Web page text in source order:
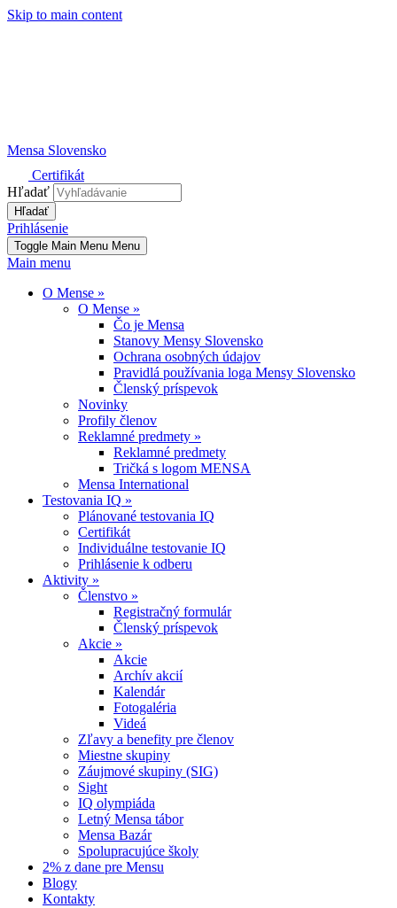
Skip to main content
Mensa Slovensko
Certifikát
Hľadať
Prihlásenie
Toggle Main Menu Menu
Main menu
O Mense »
O Mense »
Čo je Mensa
Stanovy Mensy Slovensko
Ochrana osobných údajov
Pravidlá používania loga Mensy Slovensko
Členský príspevok
Novinky
Profily členov
Reklamné predmety »
Reklamné predmety
Tričká s logom MENSA
Mensa International
Testovania IQ »
Plánované testovania IQ
Certifikát
Individuálne testovanie IQ
Prihlásenie k odberu
Aktivity »
Členstvo »
Registračný formulár
Členský príspevok
Akcie »
Akcie
Archív akcií
Kalendár
Fotogaléria
Videá
Zľavy a benefity pre členov
Miestne skupiny
Záujmové skupiny (SIG)
Sight
IQ olympiáda
Letný Mensa tábor
Mensa Bazár
Spolupracujúce školy
2% z dane pre Mensu
Blogy
Kontakty